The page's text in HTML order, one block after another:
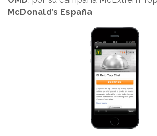
McDonald’s España